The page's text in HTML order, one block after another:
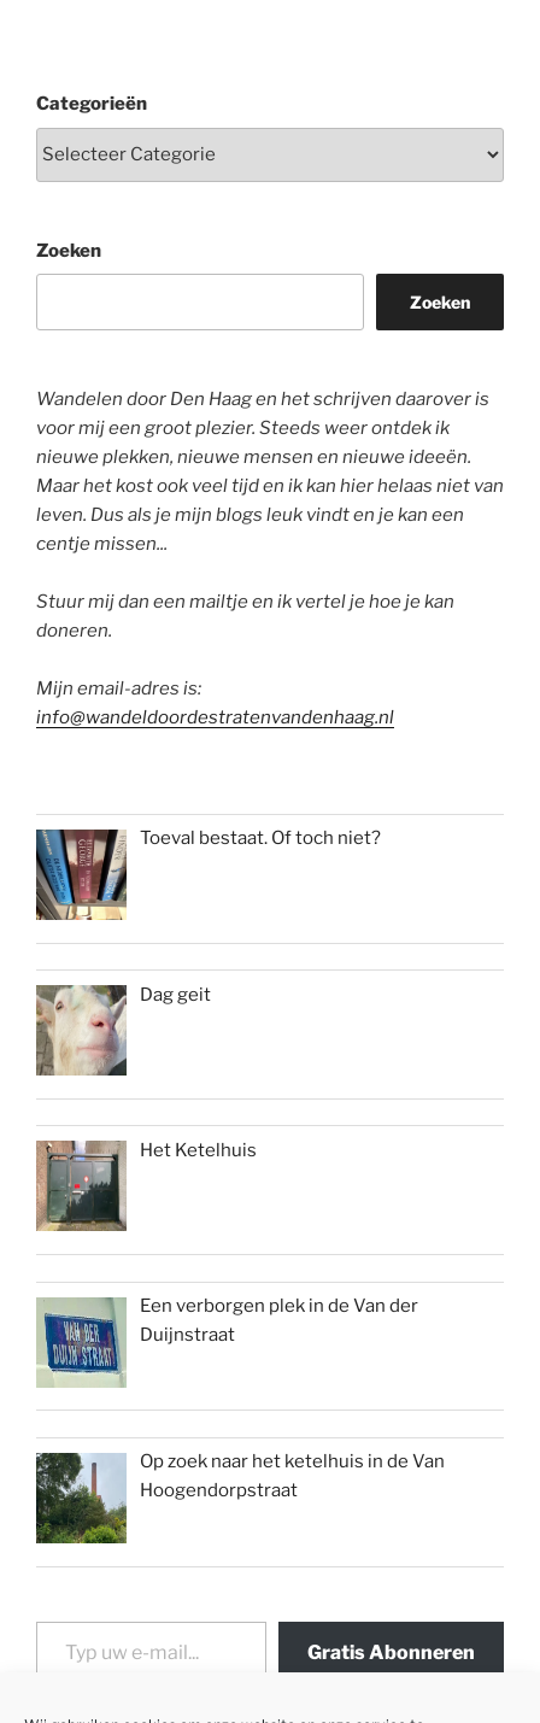
Categorieën
Zoeken
Zoeken
Wandelen door Den Haag en het schrijven daarover is
voor mij een groot plezier. Steeds weer ontdek ik
nieuwe plekken, nieuwe mensen en nieuwe ideeën.
Maar het kost ook veel tijd en ik kan hier helaas niet van
leven. Dus als je mijn blogs leuk vindt en je kan een
centje missen...
Stuur mij dan een mailtje en ik vertel je hoe je kan
doneren.
Mijn email-adres is:
info@wandeldoordestratenvandenhaag.nl
Toeval bestaat. Of toch niet?
Dag geit
Het Ketelhuis
Een verborgen plek in de Van der
Duijnstraat
Op zoek naar het ketelhuis in de Van
Hoogendorpstraat
Typ uw e-mail...
Gratis Abonneren